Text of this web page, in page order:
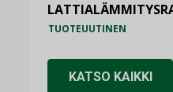
TUOTEUUTINEN
KATSO KAIKKI